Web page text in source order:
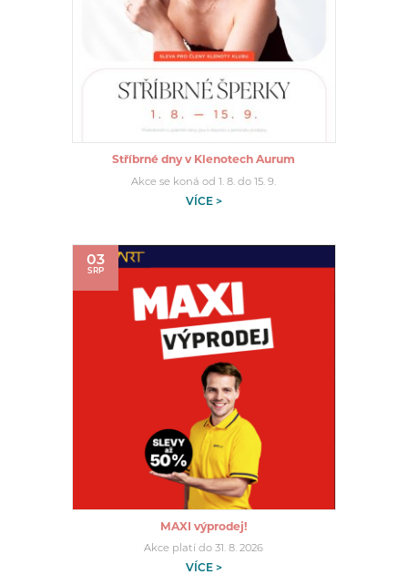
Stříbrné dny v Klenotech Aurum
Akce se koná od 1. 8. do 15. 9.
VÍCE >
03
SRP
MAXI výprodej!
Akce platí do 31. 8. 2026
VÍCE >